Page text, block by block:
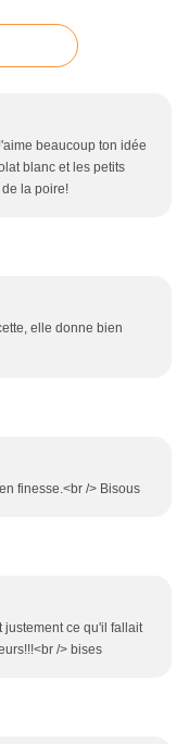
beaucoup ton idée
blanc et les petits
la poire!
elle donne bien
finesse.<br /> Bisous
justement ce qu'il fallait
/> bises